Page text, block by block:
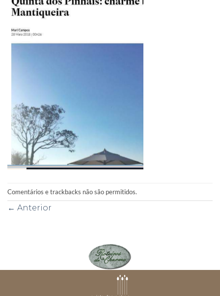
Comentários e trackbacks não são permitidos.
← Anterior